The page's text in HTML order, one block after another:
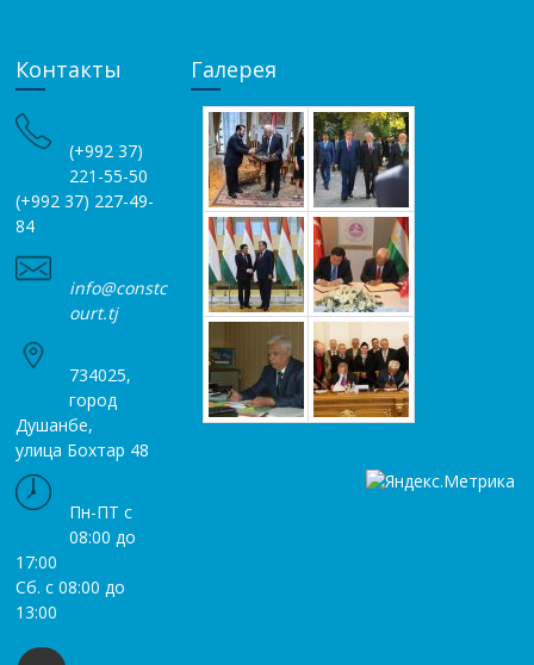
Контакты
(+992 37)
221-55-50
(+992 37) 227-49-
84
info@constc
ourt.tj
734025,
город
Душанбе,
улица Бохтар 48
Пн-ПТ с
08:00 до
17:00
Сб. с 08:00 до
13:00
Галерея